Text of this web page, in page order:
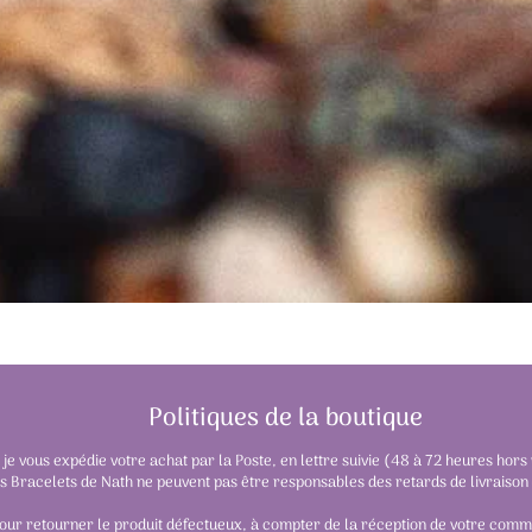
Politiques de la boutique
vous expédie votre achat par la Poste, en lettre suivie (48 à 72 heures
Bracelets de Nath ne peuvent pas être responsables des retards de
retourner le produit défectueux, à compter de la réception de votre